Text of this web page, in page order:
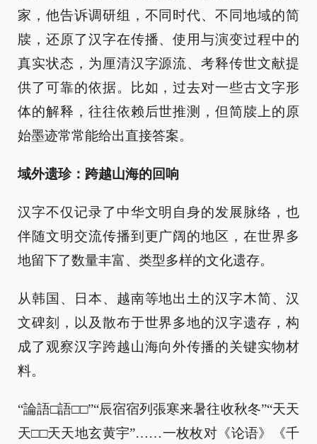
家，他告诉调研组，不同时代、不同地域的简
牍，还原了汉字在传播、使用与演变过程中的
真实状态，为厘清汉字源流、考释传世文献提
供了可靠的依据。比如，过去对一些古文字形
体的解释，往往依赖后世推测，但简牍上的原
始墨迹常常能给出直接答案。
域外遗珍：跨越山海的回响
汉字不仅记录了中华文明自身的发展脉络，也
伴随文明交流传播到更广阔的地区，在世界多
地留下了数量丰富、类型多样的文化遗存。
从韩国、日本、越南等地出土的汉字木简、汉
文碑刻，以及散布于世界多地的汉字遗存，构
成了观察汉字跨越山海向外传播的关键实物材
料。
“論語□語□□”“辰宿宿列張寒来暑往收秋冬”“天天
天□□天天地玄黄宇”……一枚枚对《论语》《千